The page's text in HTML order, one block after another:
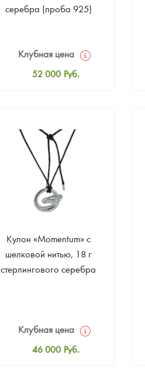
серебра (проба 925)
Клубная цена
52 000 Руб.
Звоните
Кулон «Momentum» c
шелковой нитью, 18 г
стерлингового серебра
Клубная цена
46 000 Руб.